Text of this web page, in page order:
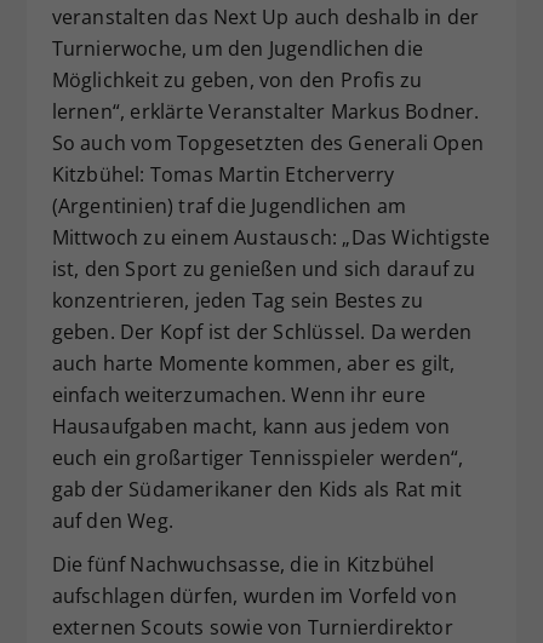
veranstalten das Next Up auch deshalb in der
Turnierwoche, um den Jugendlichen die
Möglichkeit zu geben, von den Profis zu
lernen“, erklärte Veranstalter Markus Bodner.
So auch vom Topgesetzten des Generali Open
Kitzbühel: Tomas Martin Etcherverry
(Argentinien) traf die Jugendlichen am
Mittwoch zu einem Austausch: „Das Wichtigste
ist, den Sport zu genießen und sich darauf zu
konzentrieren, jeden Tag sein Bestes zu
geben. Der Kopf ist der Schlüssel. Da werden
auch harte Momente kommen, aber es gilt,
einfach weiterzumachen. Wenn ihr eure
Hausaufgaben macht, kann aus jedem von
euch ein großartiger Tennisspieler werden“,
gab der Südamerikaner den Kids als Rat mit
auf den Weg.
Die fünf Nachwuchsasse, die in Kitzbühel
aufschlagen dürfen, wurden im Vorfeld von
externen Scouts sowie von Turnierdirektor